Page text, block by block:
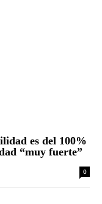
es del 100%
“muy fuerte”
0